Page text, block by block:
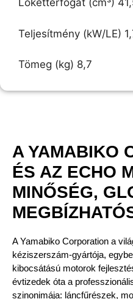
Lökettérfogat (cm³)
Teljesítmény (kW/LE)
Tömeg (kg) 8,7
A YAMABIKO
ÉS AZ ECHO
MINŐSÉG,
A Yamabiko Corporation a
kéziszerszám-gyártója,
kibocsátású motorok
évtizedek óta a
szinonimája: láncfűrészek,